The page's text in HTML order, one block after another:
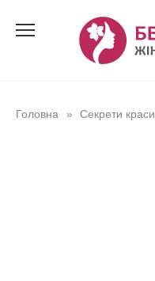
Головна » Секрети краси